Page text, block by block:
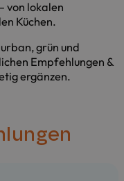
von lokalen
Küchen.
grün und
Empfehlungen &
ergänzen.